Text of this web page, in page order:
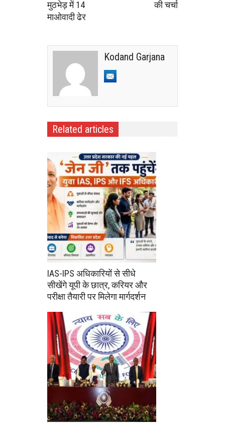
मुठभेड़ में 14
माओवादी ढेर
की चर्चा
Kodand Garjana
Related articles
IAS-IPS अधिकारियों से सीधे
सीखेंगे यूपी के छात्र, करियर और
परीक्षा तैयारी पर मिलेगा मार्गदर्शन